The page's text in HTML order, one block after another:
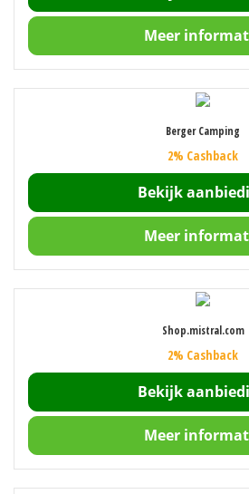
Meer
Berger Camping
2% Cashback
Bekijk
Meer
Shop.mistral.com
2% Cashback
Bekijk
Meer